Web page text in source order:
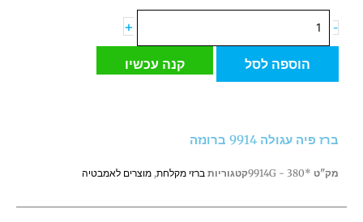
-
של
+
הוספה לסל קנה עכשיו
ברז פיה עגולה 9914 ברונזה
מק"ט *9914G - 380 קטגוריות ברזי מקלחת, מוצרים לאמבטיה